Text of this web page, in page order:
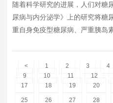
随着科学研究的进展，人们对糖
尿病与内分泌学》上的研究将
重自身免疫型糖尿病、严重胰岛
< 1 2 3 4
9
10 11 12
17
18 19 20
25 26 27 28